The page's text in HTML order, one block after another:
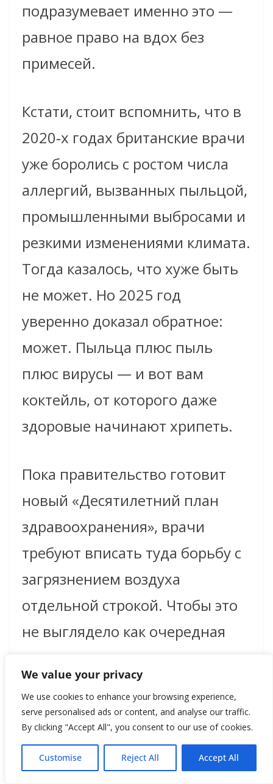
We value your privacy
We use cookies to enhance your browsing experience,
serve personalised ads or content, and analyse our traffic.
By clicking "Accept All", you consent to our use of cookies.
Customise Reject All Accept All
подразумевает именно это —
равное право на вдох без
примесей.
Кстати, стоит вспомнить, что в
2020‑х годах британские врачи
уже боролись с ростом числа
аллергий, вызванных пыльцой,
промышленными выбросами и
резкими изменениями климата.
Тогда казалось, что хуже быть
не может. Но 2025 год
уверенно доказал обратное:
может. Пыльца плюс пыль
плюс вирусы — и вот вам
коктейль, от которого даже
здоровые начинают хрипеть.
Пока правительство готовит
новый «Десятилетний план
здравоохранения», врачи
требуют вписать туда борьбу с
загрязнением воздуха
отдельной строкой. Чтобы это
не выглядело как очередная
стало системной политикой.
Установка фильтров в школах,
ограничение старых дизелей,
поддержка зелёных